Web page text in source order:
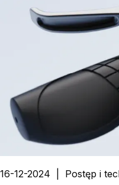
16-12-2024 Postęp i